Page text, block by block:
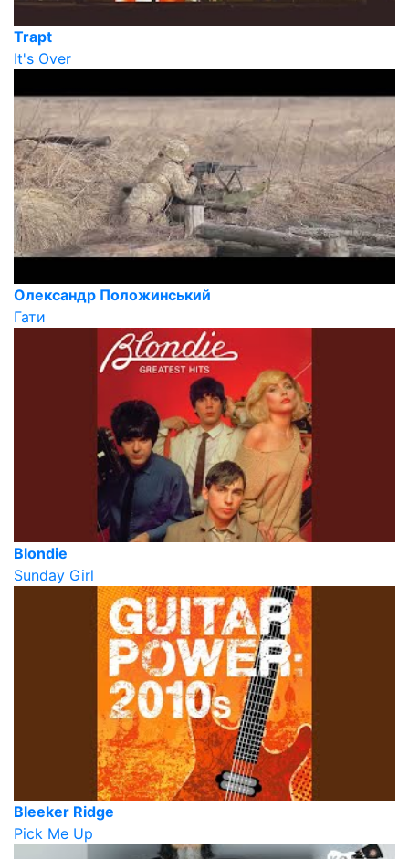
Trapt
It's Over
Олександр Положинський
Гати
Blondie
Sunday Girl
Bleeker Ridge
Pick Me Up